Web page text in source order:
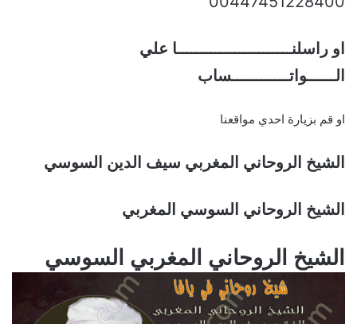
او راسلنــــــــــــــــــــــــا علي
الــــــواتــــــــــــساب
او قم بزيارة احدي مواقعنا
الشيخ الروحاني المغربي سيف الدين السوسي
الشيخ الروحاني السوسي المغربي
الشيخ الروحاني المغربي السوسي